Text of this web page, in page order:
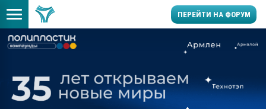
ПЕРЕЙТИ НА ФОРУМ
первый план в
пластмасс